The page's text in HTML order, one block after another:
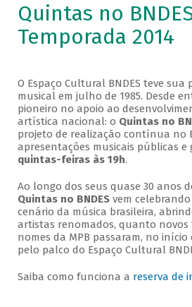
Quintas no
Temporada 2014
O Espaço Cultural BNDES teve
musical em julho de 1985. Desde
pioneiro no apoio ao
artística nacional: o Quintas no
projeto de realização contínua no
apresentações musicais públicas e
quintas-feiras às 19h.
Ao longo dos seus quase 30 anos
Quintas no BNDESvem
cenário da música brasileira,
artistas renomados, quanto novos
nomes da MPB passaram, no início
pelo palco do Espaço Cultural
Saiba como funciona a reserva de